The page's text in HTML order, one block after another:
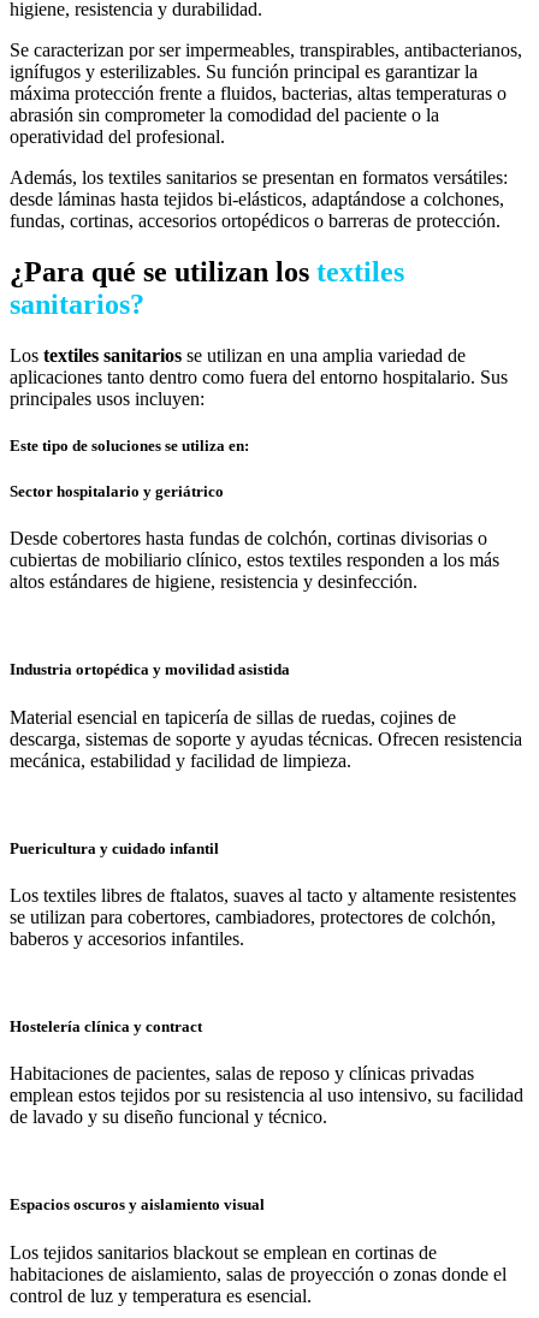
higiene, resistencia y durabilidad.
Se caracterizan por ser impermeables, transpirables, antibacterianos,
ignífugos y esterilizables. Su función principal es garantizar la
máxima protección frente a fluidos, bacterias, altas temperaturas o
abrasión sin comprometer la comodidad del paciente o la
operatividad del profesional.
Además, los textiles sanitarios se presentan en formatos versátiles:
desde láminas hasta tejidos bi-elásticos, adaptándose a colchones,
fundas, cortinas, accesorios ortopédicos o barreras de protección.
¿Para qué se utilizan los textiles
sanitarios?
Los textiles sanitarios se utilizan en una amplia variedad de
aplicaciones tanto dentro como fuera del entorno hospitalario. Sus
principales usos incluyen:
Este tipo de soluciones se utiliza en:
Sector hospitalario y geriátrico
Desde cobertores hasta fundas de colchón, cortinas divisorias o
cubiertas de mobiliario clínico, estos textiles responden a los más
altos estándares de higiene, resistencia y desinfección.
Industria ortopédica y movilidad asistida
Material esencial en tapicería de sillas de ruedas, cojines de
descarga, sistemas de soporte y ayudas técnicas. Ofrecen resistencia
mecánica, estabilidad y facilidad de limpieza.
Puericultura y cuidado infantil
Los textiles libres de ftalatos, suaves al tacto y altamente resistentes
se utilizan para cobertores, cambiadores, protectores de colchón,
baberos y accesorios infantiles.
Hostelería clínica y contract
Habitaciones de pacientes, salas de reposo y clínicas privadas
emplean estos tejidos por su resistencia al uso intensivo, su facilidad
de lavado y su diseño funcional y técnico.
Espacios oscuros y aislamiento visual
Los tejidos sanitarios blackout se emplean en cortinas de
habitaciones de aislamiento, salas de proyección o zonas donde el
control de luz y temperatura es esencial.